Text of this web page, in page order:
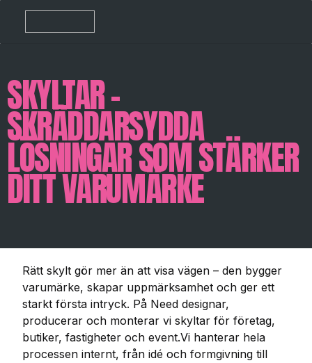
SKYLTAR –
SKRÄDDARSYDDA
LÖSNINGAR SOM STÄRKER
DITT VARUMÄRKE
Rätt skylt gör mer än att visa vägen – den bygger
varumärke, skapar uppmärksamhet och ger ett
starkt första intryck. På Need designar,
producerar och monterar vi skyltar för företag,
butiker, fastigheter och event.Vi hanterar hela
processen internt, från idé och formgivning till